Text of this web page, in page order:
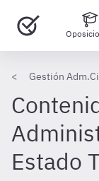
Gestión
Estado